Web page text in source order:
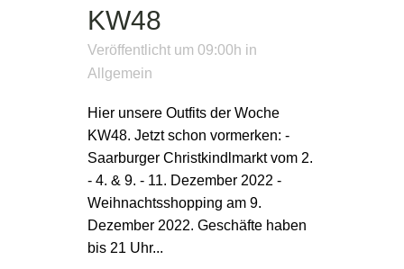
KW48
Veröffentlicht um 09:00h in
Allgemein
Hier unsere Outfits der Woche
KW48. Jetzt schon vormerken: -
Saarburger Christkindlmarkt vom 2.
- 4. & 9. - 11. Dezember 2022 -
Weihnachtsshopping am 9.
Dezember 2022. Geschäfte haben
bis 21 Uhr...